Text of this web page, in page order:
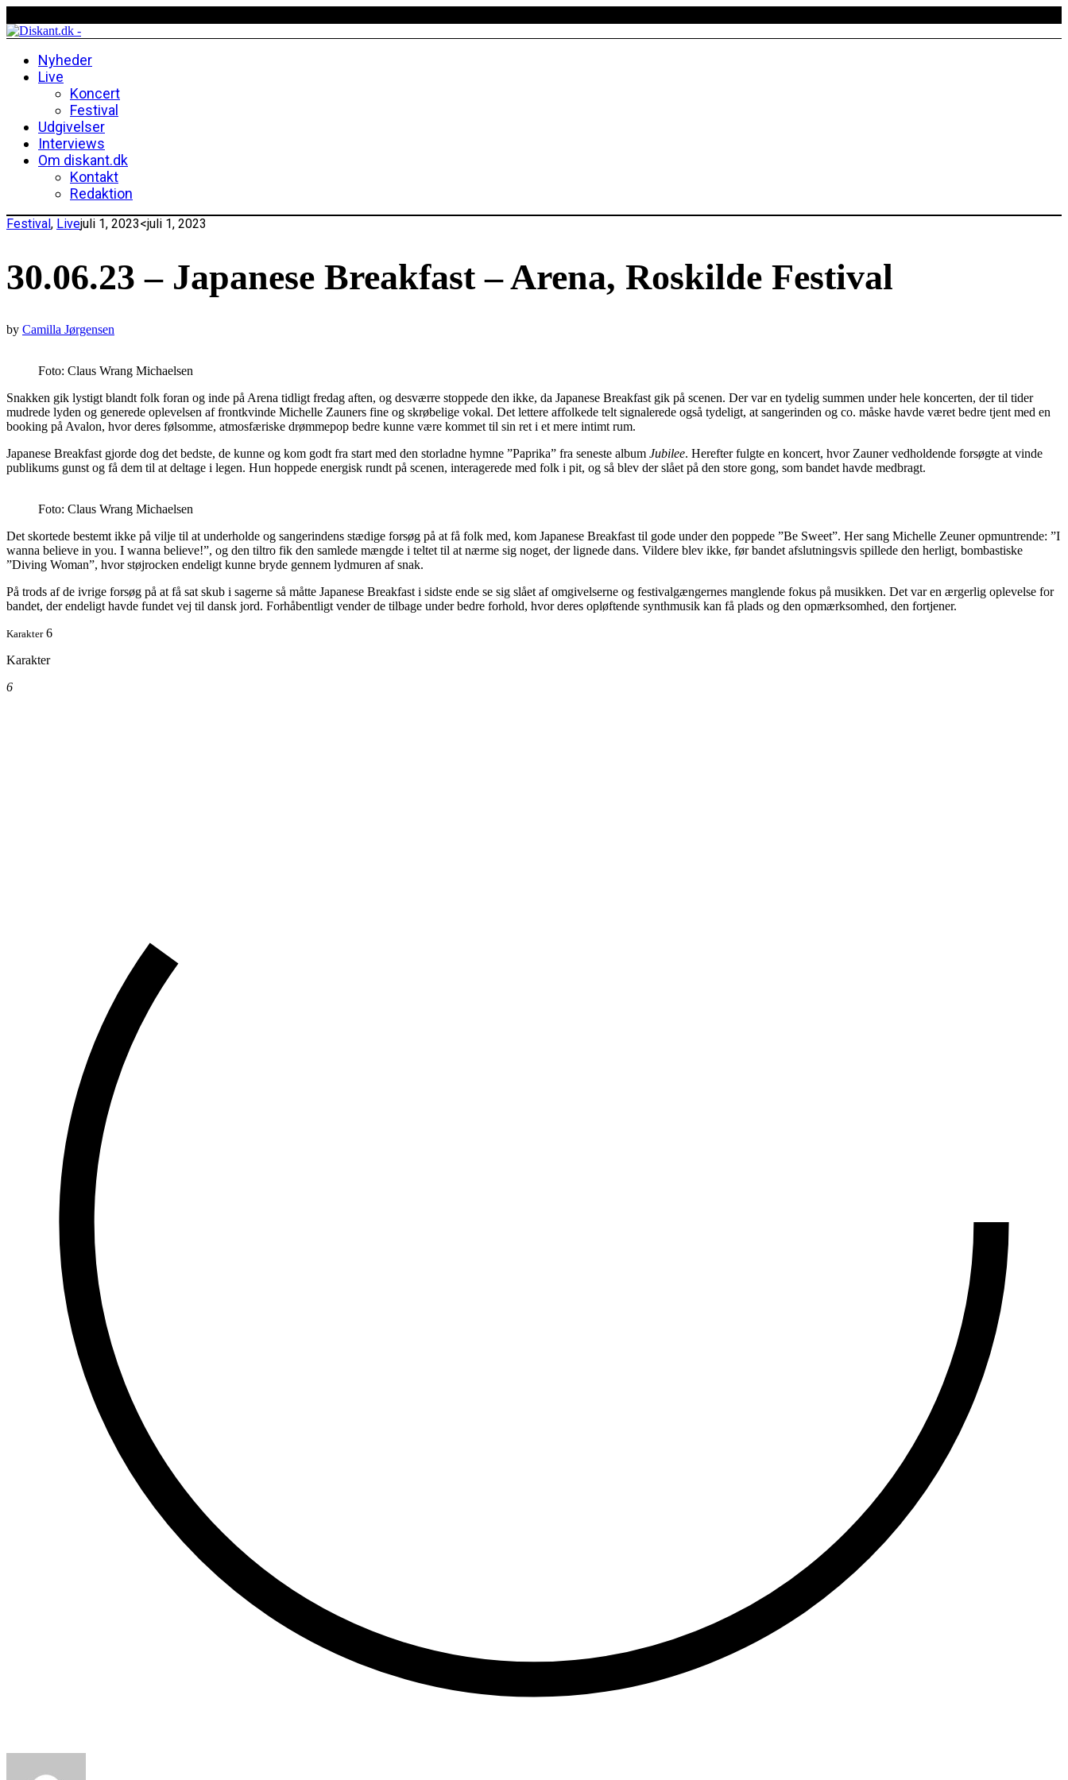
Nyheder
Live
Koncert
Festival
Udgivelser
Interviews
Om diskant.dk
Kontakt
Redaktion
Festival, Livejuli 1, 2023<juli 1, 2023
30.06.23 – Japanese Breakfast – Arena, Roskilde Festival
by Camilla Jørgensen
Foto: Claus Wrang Michaelsen
Snakken gik lystigt blandt folk foran og inde på Arena tidligt fredag aften, og desværre stoppede den ikke, da Japanese Breakfast gik på scenen. Der var en tydelig summen under hele koncerten, der til tider
mudrede lyden og generede oplevelsen af frontkvinde Michelle Zauners fine og skrøbelige vokal. Det lettere affolkede telt signalerede også tydeligt, at sangerinden og co. måske havde været bedre tjent med en
booking på Avalon, hvor deres følsomme, atmosfæriske drømmepop bedre kunne være kommet til sin ret i et mere intimt rum.
Japanese Breakfast gjorde dog det bedste, de kunne og kom godt fra start med den storladne hymne ”Paprika” fra seneste album Jubilee. Herefter fulgte en koncert, hvor Zauner vedholdende forsøgte at vinde
publikums gunst og få dem til at deltage i legen. Hun hoppede energisk rundt på scenen, interagerede med folk i pit, og så blev der slået på den store gong, som bandet havde medbragt.
Foto: Claus Wrang Michaelsen
Det skortede bestemt ikke på vilje til at underholde og sangerindens stædige forsøg på at få folk med, kom Japanese Breakfast til gode under den poppede ”Be Sweet”. Her sang Michelle Zeuner opmuntrende: ”I
wanna believe in you. I wanna believe!”, og den tiltro fik den samlede mængde i teltet til at nærme sig noget, der lignede dans. Vildere blev ikke, før bandet afslutningsvis spillede den herligt, bombastiske
”Diving Woman”, hvor støjrocken endeligt kunne bryde gennem lydmuren af snak.
På trods af de ivrige forsøg på at få sat skub i sagerne så måtte Japanese Breakfast i sidste ende se sig slået af omgivelserne og festivalgængernes manglende fokus på musikken. Det var en ærgerlig oplevelse for
bandet, der endeligt havde fundet vej til dansk jord. Forhåbentligt vender de tilbage under bedre forhold, hvor deres opløftende synthmusik kan få plads og den opmærksomhed, den fortjener.
Karakter 6
Karakter
6